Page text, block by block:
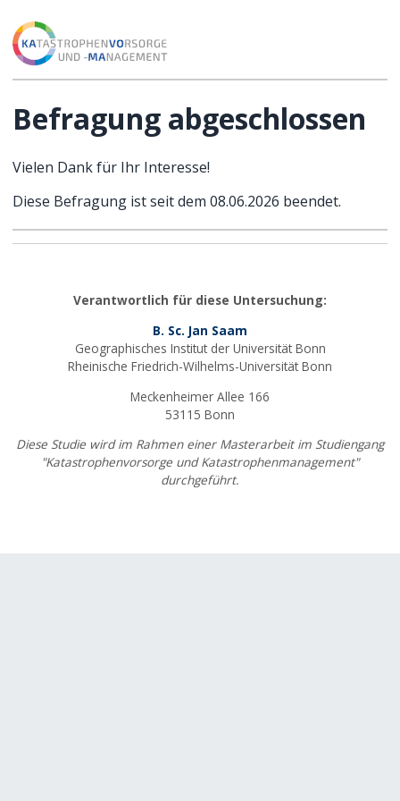
Befragung abgeschlossen
Vielen Dank für Ihr Interesse!
Diese Befragung ist seit dem 08.06.2026 beendet.
Verantwortlich für diese Untersuchung:
B. Sc. Jan Saam
Geographisches Institut der Universität Bonn
Rheinische Friedrich-Wilhelms-Universität Bonn
Meckenheimer Allee 166
53115 Bonn
Diese Studie wird im Rahmen einer Masterarbeit im Studiengang
"Katastrophenvorsorge und Katastrophenmanagement"
durchgeführt.